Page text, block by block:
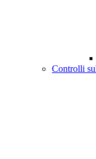
Controlli